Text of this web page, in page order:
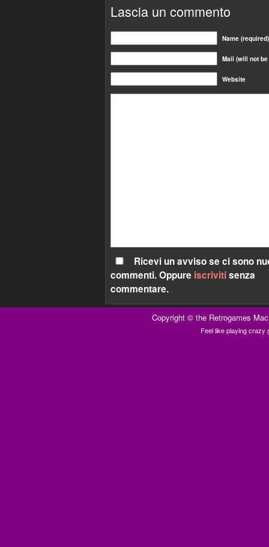
Lascia un commento
Name (required)
Mail (will not
Website
Ricevi un avviso se ci sono
commenti. Oppure iscrivitisenza
commentare.
Copyright ©the Retrogames
Feel like playing